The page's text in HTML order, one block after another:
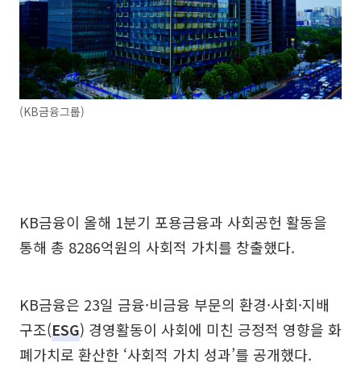
(KB금융그룹)
KB금융이 올해 1분기 포용금융과 사회공헌 활동을
통해 총 8286억원의 사회적 가치를 창출했다.
KB금융은 23일 금융·비금융 부문의 환경·사회·지배
구조(ESG) 경영활동이 사회에 미친 긍정적 영향을 화
폐가치로 환산한 ‘사회적 가치 성과’를 공개했다.